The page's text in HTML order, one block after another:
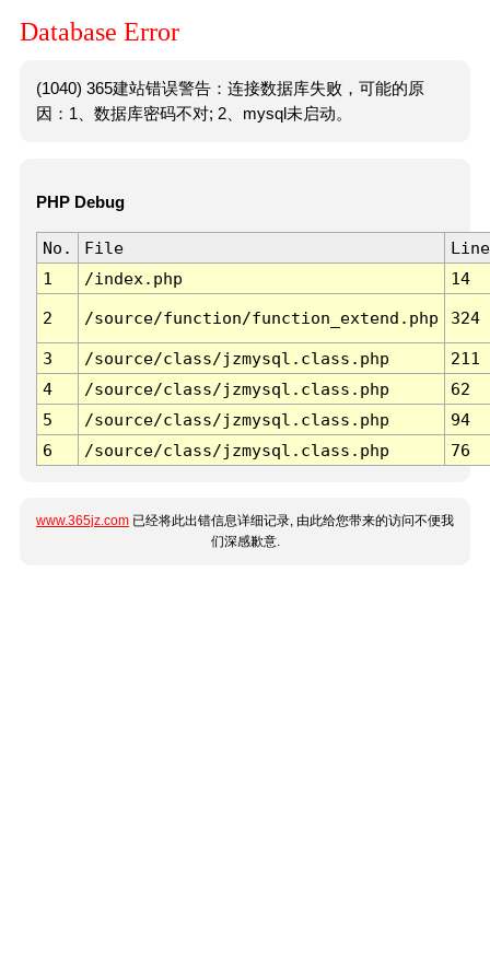
Database Error
(1040) 365建站错误警告：连接数据库失败，可能的原
因：1、数据库密码不对; 2、mysql未启动。
PHP Debug
No. File
Line
1
/index.php 14
2 /source/function/function_extend.php 324
3 /source/class/jzmysql.class.php
211
4
/source/class/jzmysql.class.php
62
5
/source/class/jzmysql.class.php
94
6
/source/class/jzmysql.class.php 76
www.365jz.com 已经将此出错信息详细记录, 由此给您带来的访问不便我
们深感歉意.